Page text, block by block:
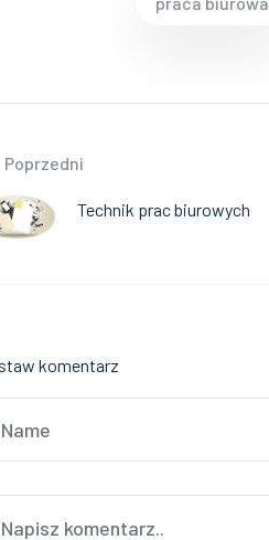
Poprzedni
Technik prac biurowych
komentarz